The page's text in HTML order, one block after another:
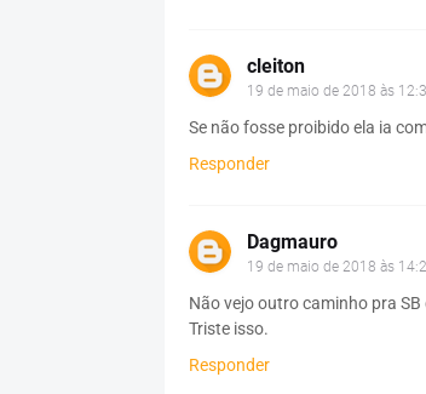
cleiton
19 de maio de 2018 às
Se não fosse proibido ela ia
Responder
Dagmauro
19 de maio de 2018 às
Não vejo outro caminho pra
Triste isso.
Responder